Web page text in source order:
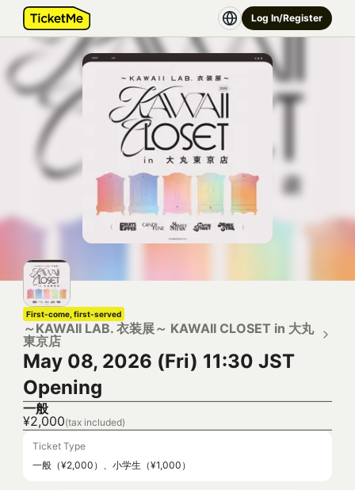
Log In/Register
First-come, first-served
～KAWAII LAB. 衣装展～ KAWAII CLOSET in 大丸
東京店
May 08, 2026 (Fri) 11:30 JST
Opening
一般
¥2,000(tax included)
Ticket Type
一般（¥2,000）、小学生（¥1,000）